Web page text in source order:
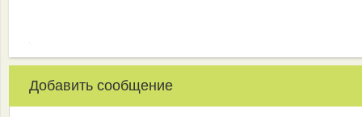
Добавить сообщение